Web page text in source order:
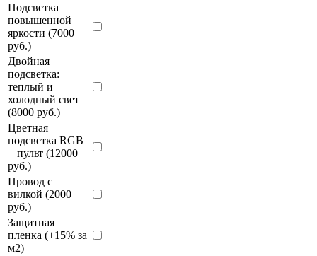
Подсветка
повышенной
яркости (7000
руб.)
Двойная
подсветка:
теплый и
холодный свет
(8000 руб.)
Цветная
подсветка RGB
+ пульт (12000
руб.)
Провод с
вилкой (2000
руб.)
Защитная
пленка (+15% за
м2)